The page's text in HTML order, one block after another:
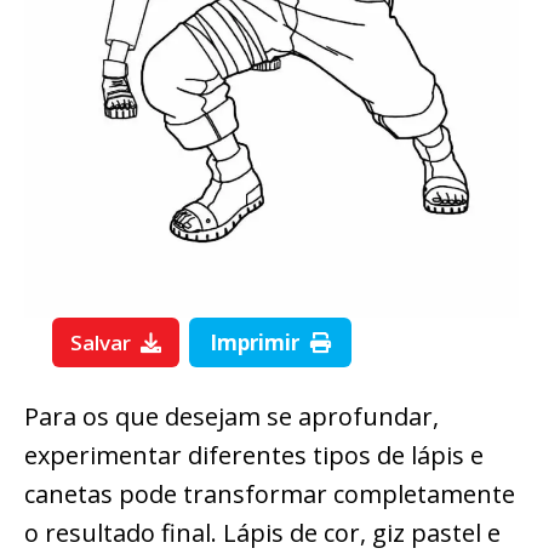
Salvar Imprimir
Para os que desejam se aprofundar,
experimentar diferentes tipos de lápis e
canetas pode transformar completamente
o resultado final. Lápis de cor, giz pastel e